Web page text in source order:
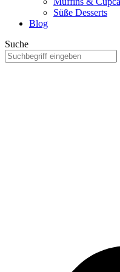
Süße Desserts
Blog
Suche